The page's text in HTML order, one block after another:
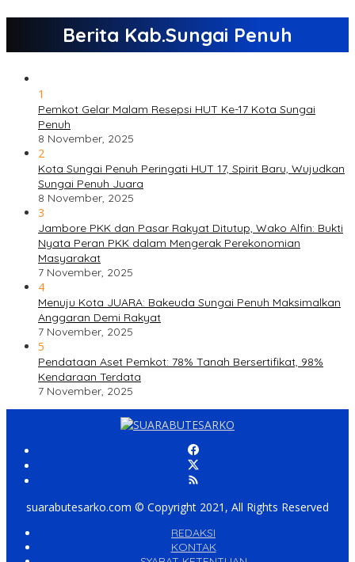
Berita Kab.Sungai Penuh
1
Pemkot Gelar Malam Resepsi HUT Ke-17 Kota Sungai
Penuh
8 November, 2025
2
Kota Sungai Penuh Peringati HUT 17, Spirit Baru, Wujudkan
Sungai Penuh Juara
8 November, 2025
3
Jambore PKK dan Pasar Rakyat Ditutup, Wako Alfin: Bukti
Nyata Peran PKK dalam Mengerak Perekonomian
Masyarakat
7 November, 2025
4
Menuju Kota JUARA: Bakeuda Sungai Penuh Maksimalkan
Anggaran Demi Rakyat
7 November, 2025
5
Pendataan Aset Pemkot: 78% Tanah Bersertifikat, 98%
Kendaraan Terdata
7 November, 2025
suarabutesarko.com © Copyright 2021, All Rights Reserved
REDAKSI
KONTAK